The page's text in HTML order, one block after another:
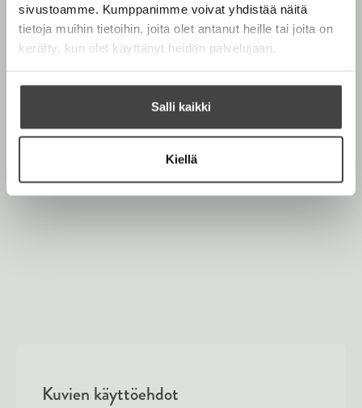
sivustoamme. Kumppanimme voivat yhdistää näitä
tietoja muihin tietoihin, joita olet antanut heille tai joita on
kerätty, kun olet käyttänyt heidän palvelujaan.
Salli kaikki
Kiellä
Kuvien käyttöehdot